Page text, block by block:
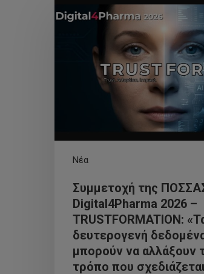
Νέα
Συμμετοχή της
Digital4Pharma 2026 –
TRUSTFORMATION:
δευτερογενή
μπορούν να αλλάξουν
τρόπο που